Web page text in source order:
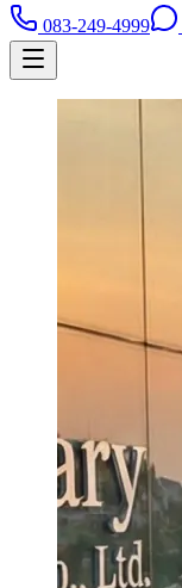
083-249-4999